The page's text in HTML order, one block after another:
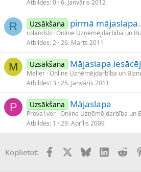
Atbildes 0 6. Janvāris 2012
R Uzsākšana pirmā mājaslapa.
rolandsb Online Uzņēmējdarbība un
Atbildes 2 26. Marts 2011
M Uzsākšana Mājaslapa
Meller Online Uzņēmējdarbība un
Atbildes 3 25. Janvāris 2011
P Uzsākšana Mājaslapa
Prova1ver Online Uzņēmējdarbība un
Atbildes 1 29. Aprīlis 2009
Koplietot: FacebookX (Twitter)
BlueskyLinkedIn